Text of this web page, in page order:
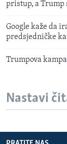
pristup, a Trump
Google kaže da
predsjedničke
Trumpova
Nastavi